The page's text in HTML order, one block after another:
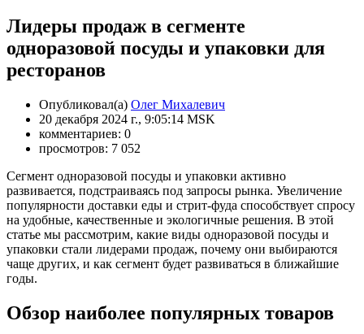
Лидеры продаж в сегменте
одноразовой посуды и упаковки для
ресторанов
Опубликовал(а) Олег Михалевич
20 декабря 2024 г., 9:05:14 MSK
комментариев: 0
просмотров: 7 052
Сегмент одноразовой посуды и упаковки активно
развивается, подстраиваясь под запросы рынка. Увеличение
популярности доставки еды и стрит-фуда способствует спросу
на удобные, качественные и экологичные решения. В этой
статье мы рассмотрим, какие виды одноразовой посуды и
упаковки стали лидерами продаж, почему они выбираются
чаще других, и как сегмент будет развиваться в ближайшие
годы.
Обзор наиболее популярных товаров